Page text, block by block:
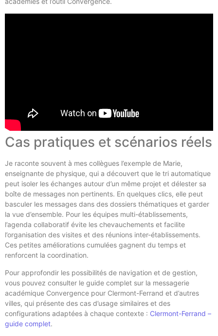
Cas pratiques et scénarios réels
Je raconte souvent à mes collègues l’exemple de Marie,
enseignante de physique, qui a découvert que le tri automatique
peut isoler les échanges autour d’un même projet et délester sa
boîte de messages non pertinents. En quelques clics, elle peut
basculer les messages dans des dossiers thématiques et garder
la vue d’ensemble. Pour les équipes multi-établissements,
l’agenda collaboratif évite les chevauchements et facilite
l’organisation des visites et des réunions inter-établissements.
Ces petites améliorations cumulées gagnent du temps et
renforcent la coordination.
Pour approfondir les possibilités de navigation et de gestion,
vous pouvez consulter le guide complet sur la messagerie
académique Convergence pour Clermont-Ferrand et d’autres
villes, qui présente des cas d’usage similaires et des
configurations adaptées à chaque contexte : Clermont-Ferrand –
guide complet.